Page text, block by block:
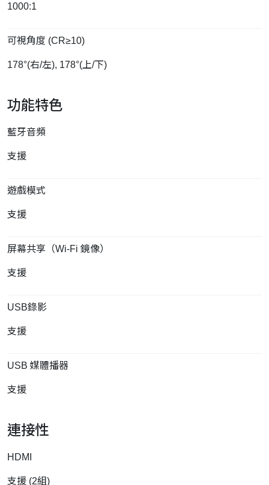
1000:1
可視角度 (CR≥10)
178°(右/左), 178°(上/下)
功能特色
藍牙音頻
支援
遊戲模式
支援
屏幕共享（Wi-Fi 鏡像）
支援
USB錄影
支援
USB 媒體播器
支援
連接性
HDMI
支援 (2組)